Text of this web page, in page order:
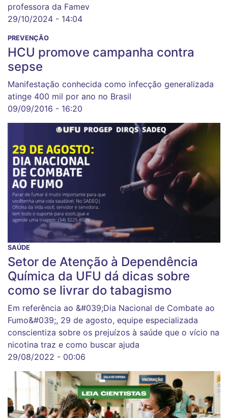
professora da Famev
29/10/2024 - 14:04
PREVENÇÃO
HCU promove campanha contra
sepse
Manifestação conhecida como infecção generalizada
atinge 400 mil por ano no Brasil
09/09/2016 - 16:20
SAÚDE
Setor de Atenção à Dependência
Química da UFU dá dicas sobre
como se livrar do tabagismo
Em referência ao &#039;Dia Nacional de Combate ao
Fumo&#039;, 29 de agosto, equipe especializada
conscientiza sobre os prejuízos à saúde que o vício na
nicotina traz e como buscar ajuda
29/08/2022 - 00:06